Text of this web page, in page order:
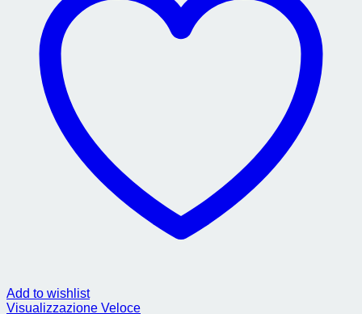
Add to wishlist
Visualizzazione Veloce